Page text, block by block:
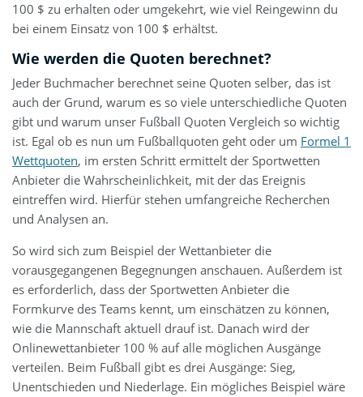
100 $ zu erhalten oder umgekehrt, wie viel Reingewinn du
bei einem Einsatz von 100 $ erhältst.
Wie werden die Quoten berechnet?
Jeder Buchmacher berechnet seine Quoten selber, das ist
auch der Grund, warum es so viele unterschiedliche Quoten
gibt und warum unser Fußball Quoten Vergleich so wichtig
ist. Egal ob es nun um Fußballquoten geht oder um Formel 1
Wettquoten, im ersten Schritt ermittelt der Sportwetten
Anbieter die Wahrscheinlichkeit, mit der das Ereignis
eintreffen wird. Hierfür stehen umfangreiche Recherchen
und Analysen an.
So wird sich zum Beispiel der Wettanbieter die
vorausgegangenen Begegnungen anschauen. Außerdem ist
es erforderlich, dass der Sportwetten Anbieter die
Formkurve des Teams kennt, um einschätzen zu können,
wie die Mannschaft aktuell drauf ist. Danach wird der
Onlinewettanbieter 100 % auf alle möglichen Ausgänge
verteilen. Beim Fußball gibt es drei Ausgänge: Sieg,
Unentschieden und Niederlage. Ein mögliches Beispiel wäre